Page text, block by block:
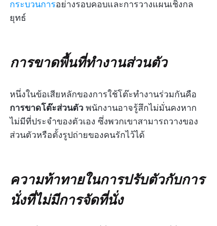
กระบวนการอย่างรอบคอบและการวางแผนเชิงกล
ยุทธ์
การขาดพื้นที่ทำงานส่วนตัว
หนึ่งในข้อเสียหลักของการใช้โต๊ะทำงานร่วมกันคือ
การขาดโต๊ะส่วนตัว พนักงานอาจรู้สึกไม่มั่นคงหาก
ไม่มีที่ประจำของตัวเอง ซึ่งพวกเขาสามารถวางของ
ส่วนตัวหรือตั้งรูปถ่ายของคนรักไว้ได้
ความท้าทายในการปรับตัวกับการ
นั่งที่ไม่มีการจัดที่นั่ง